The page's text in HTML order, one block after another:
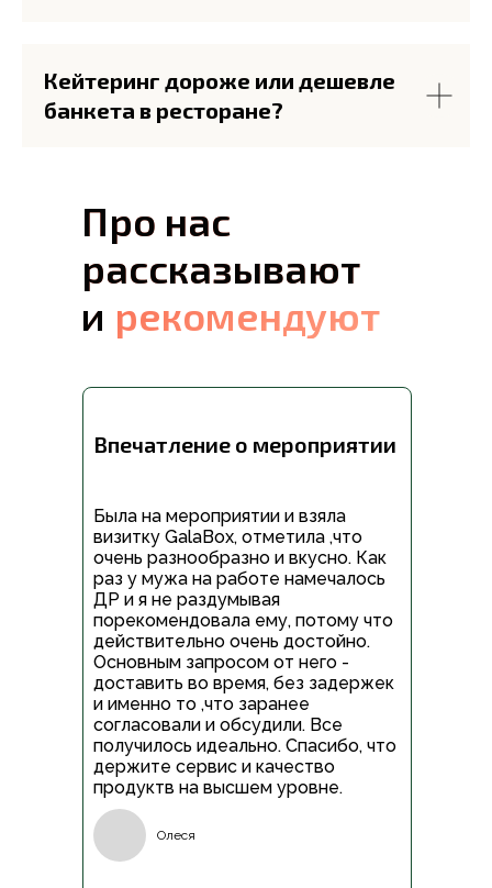
Кейтеринг дороже или дешевле
банкета в ресторане?
Про нас
рассказывают
и рекомендуют
Про нас
рассказывают
и рекомендуют
Впечатление о мероприятии
Была на мероприятии и взяла
визитку GalaBox, отметила ,что
очень разнообразно и вкусно. Как
раз у мужа на работе намечалось
ДР и я не раздумывая
порекомендовала ему, потому что
действительно очень достойно.
Основным запросом от него -
доставить во время, без задержек
и именно то ,что заранее
согласовали и обсудили. Все
получилось идеально. Спасибо, что
держите сервис и качество
продуктв на высшем уровне.
Олеся